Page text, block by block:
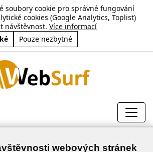
soubory cookie pro správné fungování
cookies (Google Analytics, Toplist)
návštěvnost. Více informací
Pouze nezbytné
webových stránek